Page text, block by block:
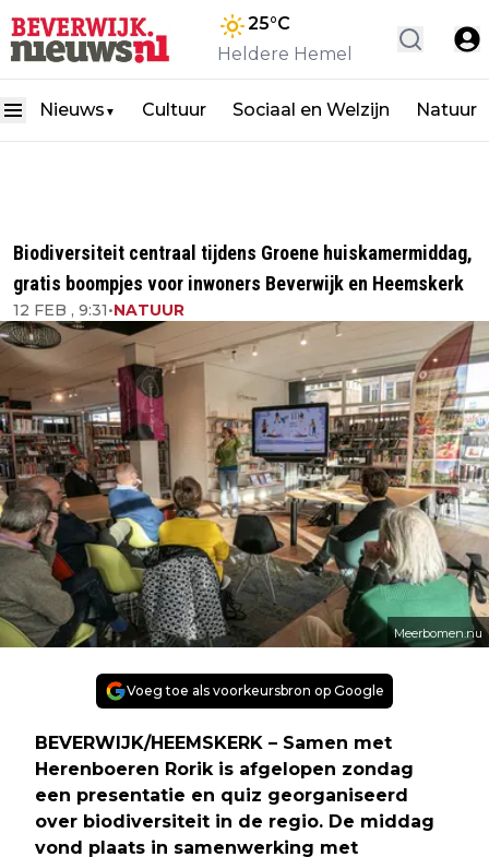
25°C
Heldere Hemel
Nieuws ▼ Cultuur Sociaal en Welzijn Natuur
Biodiversiteit centraal tijdens Groene huiskamermiddag,
gratis boompjes voor inwoners Beverwijk en Heemskerk
12 FEB , 9:31•NATUUR
Meerbomen.nu
Voeg toe als voorkeursbron op Google
BEVERWIJK/HEEMSKERK – Samen met
Herenboeren Rorik is afgelopen zondag
een presentatie en quiz georganiseerd
over biodiversiteit in de regio. De middag
vond plaats in samenwerking met